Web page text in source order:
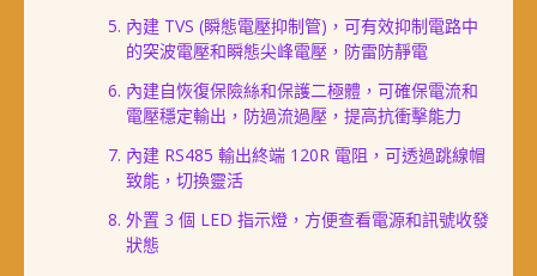
內建 TVS (瞬態電壓抑制管)，可有效抑制電路中
的突波電壓和瞬態尖峰電壓，防雷防靜電
內建自恢復保險絲和保護二極體，可確保電流和
電壓穩定輸出，防過流過壓，提高抗衝擊能力
內建 RS485 輸出終端 120R 電阻，可透過跳線帽
致能，切換靈活
外置 3 個 LED 指示燈，方便查看電源和訊號收發
狀態